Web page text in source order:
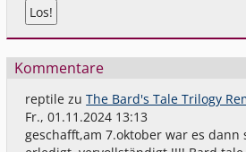
Kommentare
reptile zuThe Bard's Tale Trilogy
Fr., 01.11.2024 13:13
geschafft,am 7.oktober war es dann